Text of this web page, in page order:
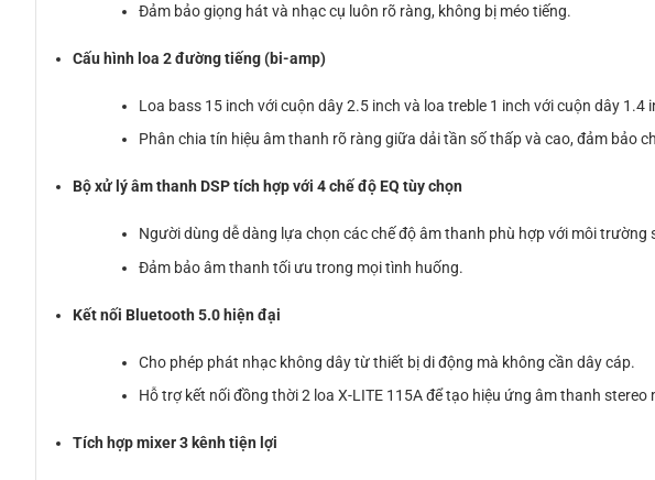
Đảm bảo giọng hát và nhạc cụ luôn rõ ràng, không bị méo tiếng.
Cấu hình loa 2 đường tiếng (bi-amp)
Loa bass 15 inch với cuộn dây 2.5 inch và loa treble 1 inch với cuộn dây 1.4
Phân chia tín hiệu âm thanh rõ ràng giữa dải tần số thấp và cao, đảm bảo
Bộ xử lý âm thanh DSP tích hợp với 4 chế độ EQ tùy chọn
Người dùng dễ dàng lựa chọn các chế độ âm thanh phù hợp với môi trường
Đảm bảo âm thanh tối ưu trong mọi tình huống.
Kết nối Bluetooth 5.0 hiện đại
Cho phép phát nhạc không dây từ thiết bị di động mà không cần dây cáp.
Hỗ trợ kết nối đồng thời 2 loa X-LITE 115A để tạo hiệu ứng âm thanh stereo
Tích hợp mixer 3 kênh tiện lợi